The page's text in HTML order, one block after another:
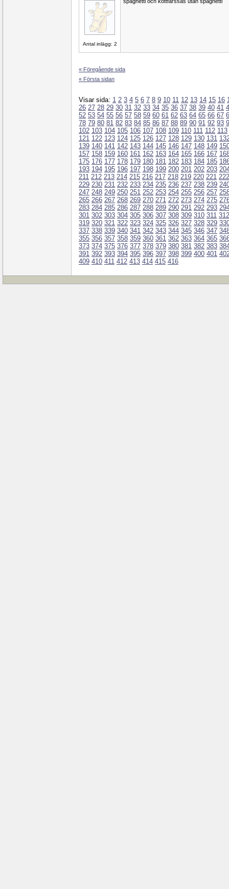
Antal inlägg: 2
« Föregående sida
« Första sidan
Visar sida: 1 2 3 4 5 6 7 8 9 10 11 12 13 14 15 16
26 27 28 29 30 31 32 33 34 35 36 37 38 39 40 41
52 53 54 55 56 57 58 59 60 61 62 63 64 65 66 67
78 79 80 81 82 83 84 85 86 87 88 89 90 91 92 93
102 103 104 105 106 107 108 109 110 111 112 113
121 122 123 124 125 126 127 128 129 130 131
139 140 141 142 143 144 145 146 147 148 149
157 158 159 160 161 162 163 164 165 166 167
175 176 177 178 179 180 181 182 183 184 185
193 194 195 196 197 198 199 200 201 202 203
211 212 213 214 215 216 217 218 219 220 221 222
229 230 231 232 233 234 235 236 237 238 239
247 248 249 250 251 252 253 254 255 256 257
265 266 267 268 269 270 271 272 273 274 275
283 284 285 286 287 288 289 290 291 292 293
301 302 303 304 305 306 307 308 309 310 311 312
319 320 321 322 323 324 325 326 327 328 329
337 338 339 340 341 342 343 344 345 346 347
355 356 357 358 359 360 361 362 363 364 365
373 374 375 376 377 378 379 380 381 382 383
391 392 393 394 395 396 397 398 399 400 401
409 410 411 412 413 414 415 416